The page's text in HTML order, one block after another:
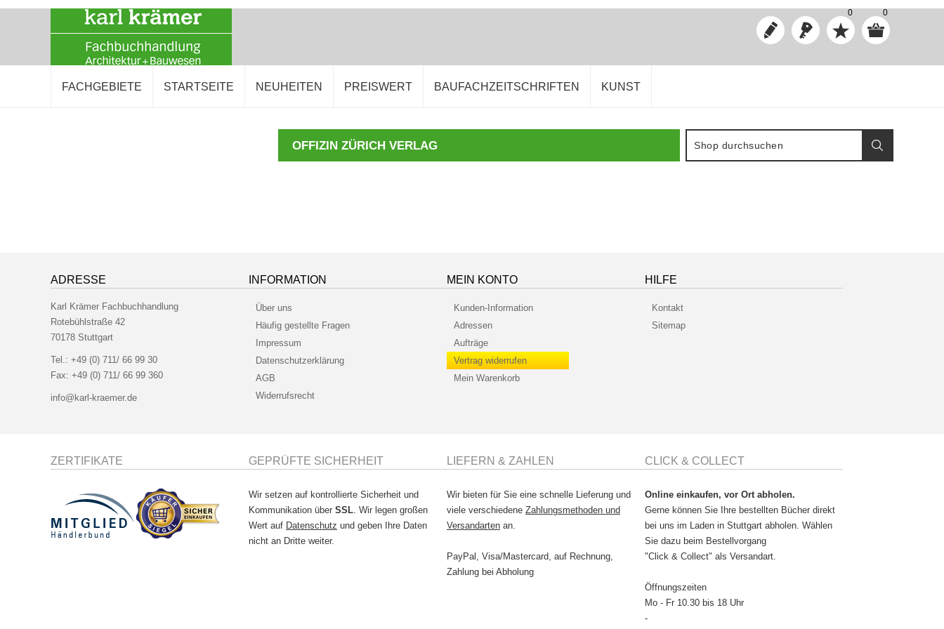
0 0
FACHGEBIETE STARTSEITE NEUHEITEN PREISWERT BAUFACHZEITSCHRIFTEN KUNST
OFFIZIN ZÜRICH VERLAG
ADRESSE
Karl Krämer Fachbuchhandlung
Rotebühlstraße 42
70178 Stuttgart
Tel.: +49 (0) 711/ 66 99 30
Fax: +49 (0) 711/ 66 99 360
info@karl-kraemer.de
INFORMATION
Über uns
Häufig gestellte Fragen
Impressum
Datenschutzerklärung
AGB
Widerrufsrecht
MEIN KONTO
Kunden-Information
Adressen
Aufträge
Vertrag widerrufen
Mein Warenkorb
HILFE
Kontakt
Sitemap
ZERTIFIKATE GEPRÜFTE SICHERHEIT
Wir setzen auf kontrollierte Sicherheit und
Kommunikation über SSL. Wir legen großen
Wert auf Datenschutz und geben Ihre Daten
nicht an Dritte weiter.
LIEFERN & ZAHLEN
Wir bieten für Sie eine schnelle Lieferung und
viele verschiedene Zahlungsmethoden und
Versandarten an.
PayPal, Visa/Mastercard, auf Rechnung,
Zahlung bei Abholung
CLICK & COLLECT
Online einkaufen, vor Ort abholen.
Gerne können Sie Ihre bestellten Bücher direkt
bei uns im Laden in Stuttgart abholen. Wählen
Sie dazu beim Bestellvorgang
"Click & Collect" als Versandart.
Öffnungszeiten
Mo - Fr 10.30 bis 18 Uhr
-